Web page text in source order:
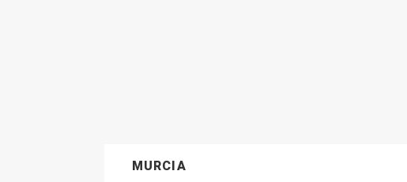
MURCIA